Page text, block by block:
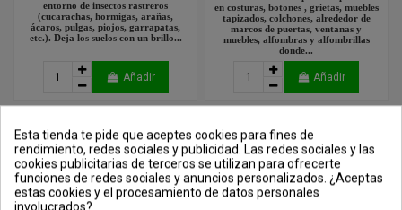
entorno de insectos rastreros
(cucarachas, hormigas, arañas,
ácaros, pulgas, piojos, garrapatas,
etc.). Deja los suelos con un brillo...
Añadir
en costuras, botones , grietas, muebles
tapizados, colchones, alrededor de
marcos de puertas, ventanas y
muebles, alfombras y alfombrillas
donde...
Añadir
Esta tienda te pide que aceptes cookies para fines de
rendimiento, redes sociales y publicidad. Las redes sociales y las
cookies publicitarias de terceros se utilizan para ofrecerte
funciones de redes sociales y anuncios personalizados. ¿Aceptas
estas cookies y el procesamiento de datos personales
involucrados?